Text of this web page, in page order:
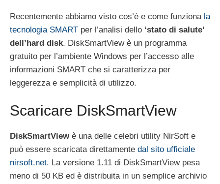
Recentemente abbiamo visto cos’è e come funziona la
tecnologia SMART per l’analisi dello ‘stato di salute’
dell’hard disk. DiskSmartView è un programma
gratuito per l’ambiente Windows per l’accesso alle
informazioni SMART che si caratterizza per
leggerezza e semplicità di utilizzo.
Scaricare DiskSmartView
DiskSmartView è una delle celebri utility NirSoft e
può essere scaricata direttamente dal sito ufficiale
nirsoft.net. La versione 1.11 di DiskSmartView pesa
meno di 50 KB ed è distribuita in un semplice archivio